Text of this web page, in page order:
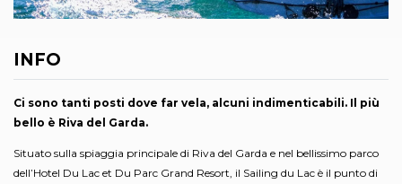
INFO
Ci sono tanti posti dove far vela, alcuni indimenticabili. Il più
bello è Riva del Garda.
Situato sulla spiaggia principale di Riva del Garda e nel bellissimo parco
dell’Hotel Du Lac et Du Parc Grand Resort, il Sailing du Lac è il punto di